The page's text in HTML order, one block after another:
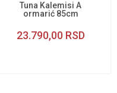
Tuna Kalemisi A
ormarić 85cm
23.790,00 RSD